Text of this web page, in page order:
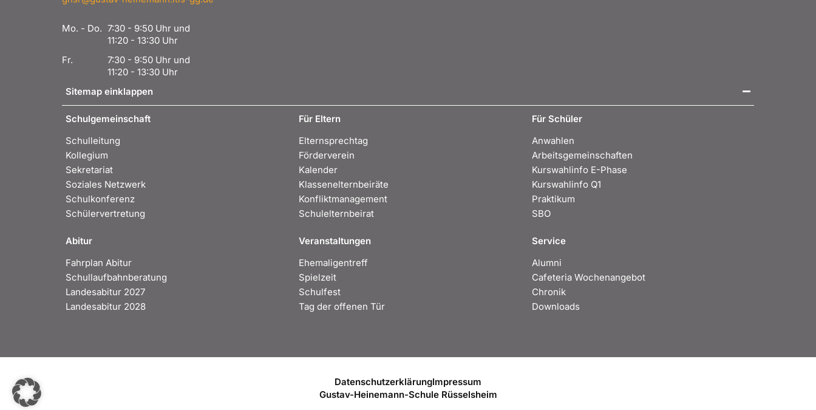
Mo. - Do. 7:30 - 9:50 Uhr und
11:20 - 13:30 Uhr
Fr.
7:30 - 9:50 Uhr und
11:20 - 13:30 Uhr
Sitemap einklappen
Schulgemeinschaft
Schulleitung
Kollegium
Sekretariat
Soziales Netzwerk
Schulkonferenz
Schülervertretung
Für Eltern
Elternsprechtag
Förderverein
Kalender
Klassenelternbeiräte
Konfliktmanagement
Schulelternbeirat
Für Schüler
Anwahlen
Arbeitsgemeinschaften
Kurswahlinfo E-Phase
Kurswahlinfo Q1
Praktikum
SBO
Abitur
Fahrplan Abitur
Schullaufbahnberatung
Landesabitur 2027
Landesabitur 2028
Veranstaltungen
Ehemaligentreff
Spielzeit
Schulfest
Tag der offenen Tür
Service
Alumni
Cafeteria Wochenangebot
Chronik
Downloads
DatenschutzerklärungImpressum
Gustav-Heinemann-Schule Rüsselsheim